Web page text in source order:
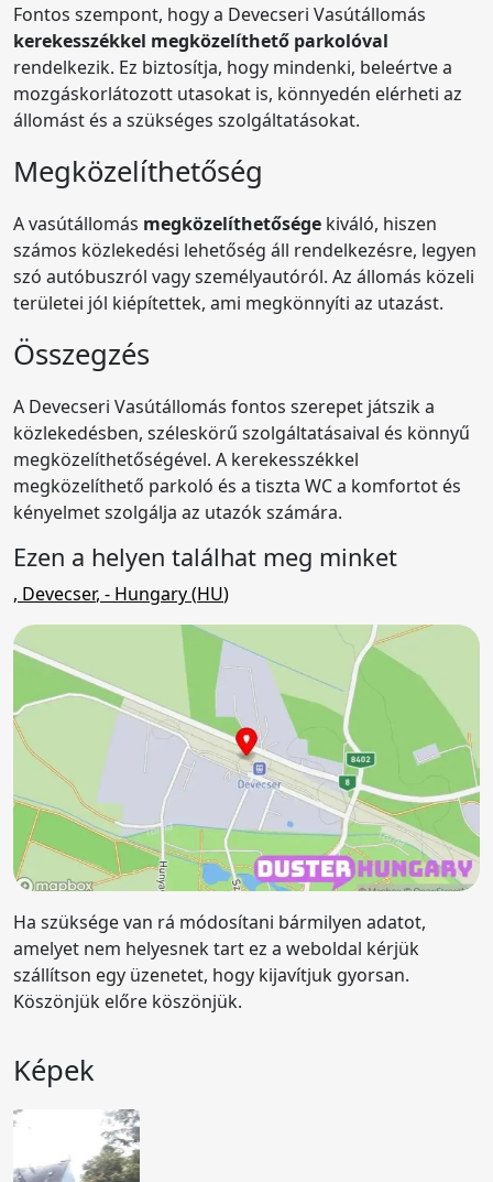
Fontos szempont, hogy a Devecseri Vasútállomás
kerekesszékkel megközelíthető parkolóval
rendelkezik. Ez biztosítja, hogy mindenki, beleértve a
mozgáskorlátozott utasokat is, könnyedén elérheti az
állomást és a szükséges szolgáltatásokat.
Megközelíthetőség
A vasútállomás megközelíthetősége kiváló, hiszen
számos közlekedési lehetőség áll rendelkezésre, legyen
szó autóbuszról vagy személyautóról. Az állomás közeli
területei jól kiépítettek, ami megkönnyíti az utazást.
Összegzés
A Devecseri Vasútállomás fontos szerepet játszik a
közlekedésben, széleskörű szolgáltatásaival és könnyű
megközelíthetőségével. A kerekesszékkel
megközelíthető parkoló és a tiszta WC a komfortot és
kényelmet szolgálja az utazók számára.
Ezen a helyen találhat meg minket
, Devecser, - Hungary (HU)
Ha szüksége van rá módosítani bármilyen adatot,
amelyet nem helyesnek tart ez a weboldal kérjük
szállítson egy üzenetet, hogy kijavítjuk gyorsan.
Köszönjük előre köszönjük.
Képek